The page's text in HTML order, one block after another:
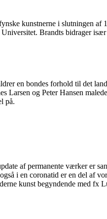
kunstnerne i slutningen
Brandts bidrager
en bondes forhold til det
Larsen og Peter Hansen
på.
af permanente værker er
i en coronatid er en del af
kunst begyndende med